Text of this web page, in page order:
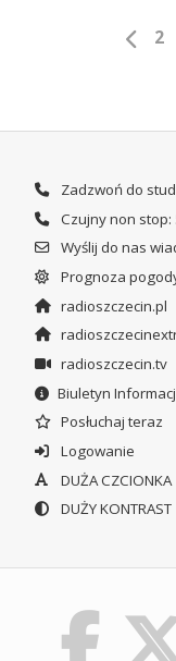
2
Zadzwoń do
Czujny non
Wyślij do nas
Prognoza
radioszczecin.pl
radioszczecin.tv
Biuletyn
Posłuchaj teraz
Logowanie
DUŻA CZCIONKA
DUŻY KONTRAST